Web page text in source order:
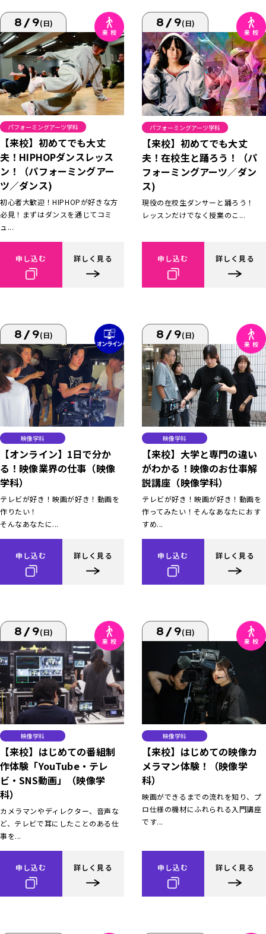
8/9(日)
パフォーミングアーツ学科
【来校】初めてでも大丈
夫！HIPHOPダンスレッス
ン！（パフォーミングアー
ツ／ダンス)
初心者大歓迎！HIPHOPが好きな方
必見！まずはダンスを通じてコミ
ュ...
申し込む 詳しく見る
8/9(日)
パフォーミングアーツ学科
【来校】初めてでも大丈
夫！在校生と踊ろう！（パ
フォーミングアーツ／ダン
ス)
現役の在校生ダンサーと踊ろう！
レッスンだけでなく授業のこ...
申し込む 詳しく見る
8/9(日)
映像学科
【オンライン】1日で分か
る！映像業界の仕事（映像
学科）
テレビが好き！映画が好き！動画を
作りたい！
そんなあなたに...
申し込む 詳しく見る
8/9(日)
映像学科
【来校】大学と専門の違い
がわかる！映像のお仕事解
説講座（映像学科）
テレビが好き！映画が好き！動画を
作ってみたい！そんなあなたにおす
すめ...
申し込む 詳しく見る
8/9(日)
映像学科
【来校】はじめての番組制
作体験「YouTube・テレ
ビ・SNS動画」（映像学
科）
カメラマンやディレクター、音声な
ど、テレビで耳にしたことのある仕
事を...
申し込む 詳しく見る
8/9(日)
映像学科
【来校】はじめての映像カ
メラマン体験！（映像学
科）
映画ができるまでの流れを知り、プ
ロ仕様の機材にふれられる入門講座
です...
申し込む 詳しく見る